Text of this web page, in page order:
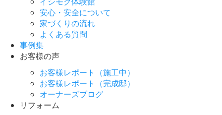
安心・安全について
家づくりの流れ
よくある質問
事例集
お客様の声
お客様レポート（施工中）
お客様レポート（完成邸）
オーナーズブログ
リフォーム